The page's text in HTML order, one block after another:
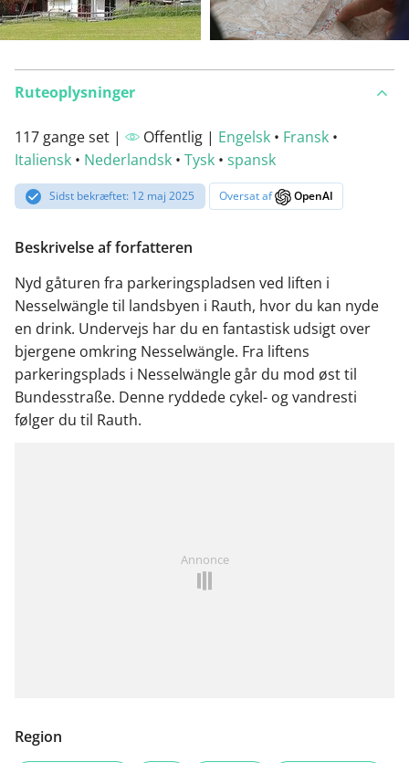
Ruteoplysninger
117 gange set | Offentlig | Engelsk • Fransk •
Italiensk • Nederlandsk • Tysk • spansk
Sidst bekræftet: 12 maj 2025 Oversat af OpenAI
Beskrivelse af forfatteren
Nyd gåturen fra parkeringspladsen ved liften i
Nesselwängle til landsbyen i Rauth, hvor du kan nyde
en drink. Undervejs har du en fantastisk udsigt over
bjergene omkring Nesselwängle. Fra liftens
parkeringsplads i Nesselwängle går du mod øst til
Bundesstraße. Denne ryddede cykel- og vandresti
følger du til Rauth.
Annonce
Region